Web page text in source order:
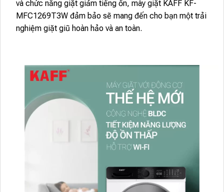
và chức năng giặt giảm tiếng ồn, máy giặt KAFF KF-
MFC1269T3W đảm bảo sẽ mang đến cho bạn một trải
nghiệm giặt giũ hoàn hảo và an toàn.